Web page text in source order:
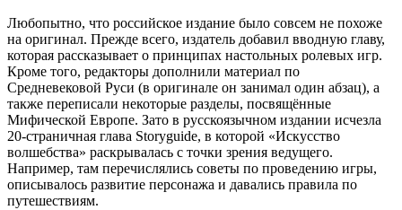
Любопытно, что российское издание было совсем не похоже
на оригинал. Прежде всего, издатель добавил вводную главу,
которая рассказывает о принципах настольных ролевых игр.
Кроме того, редакторы дополнили материал по
Средневековой Руси (в оригинале он занимал один абзац), а
также переписали некоторые разделы, посвящённые
Мифической Европе. Зато в русскоязычном издании исчезла
20-страничная глава Storyguide, в которой «Искусство
волшебства» раскрывалась с точки зрения ведущего.
Например, там перечислялись советы по проведению игры,
описывалось развитие персонажа и давались правила по
путешествиям.